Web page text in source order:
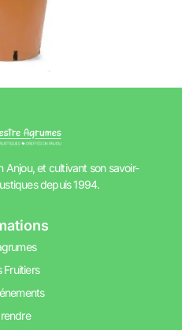
Anjou, et cultivant son savoir-
depuis 1994.
Fruitiers